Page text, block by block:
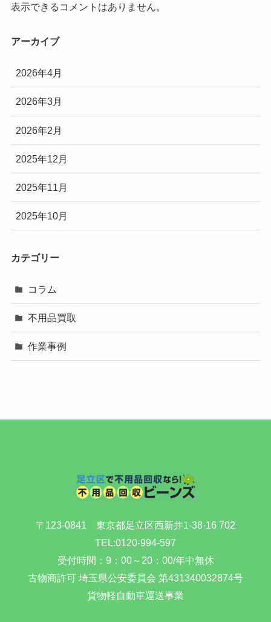
表示できるコメントはありません。
アーカイブ
2026年4月
2026年3月
2026年2月
2025年12月
2025年11月
2025年10月
カテゴリー
コラム
不用品買取
作業事例
〒123-0841 東京都足立区西新井1-38-16 702
TEL:0120-994-597
受付時間：9：00～20：00/年中無休
古物商許可 埼玉県公安委員会 第431340032874号
貨物軽自動車運送事業